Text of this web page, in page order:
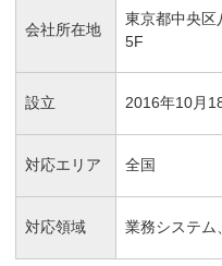
会社所在地
東京都中央区
5F
設立 2016年10月
対応エリア 全国
対応領域 業務システム